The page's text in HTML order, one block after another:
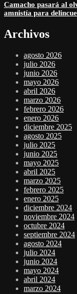
Camacho pasará al
amnistía para
Archivos
agosto 2026
julio 2026
junio 2026
mayo 2026
abril 2026
marzo 2026
febrero 2026
enero 2026
diciembre 2025
agosto 2025
julio 2025
junio 2025
mayo 2025
abril 2025
marzo 2025
febrero 2025
enero 2025
diciembre 2024
noviembre 2024
octubre 2024
septiembre 2024
agosto 2024
julio 2024
junio 2024
mayo 2024
abril 2024
marzo 2024